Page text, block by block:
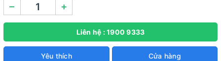
– +
Liên hệ : 1900 9333
Yêu thích Cửa hàng